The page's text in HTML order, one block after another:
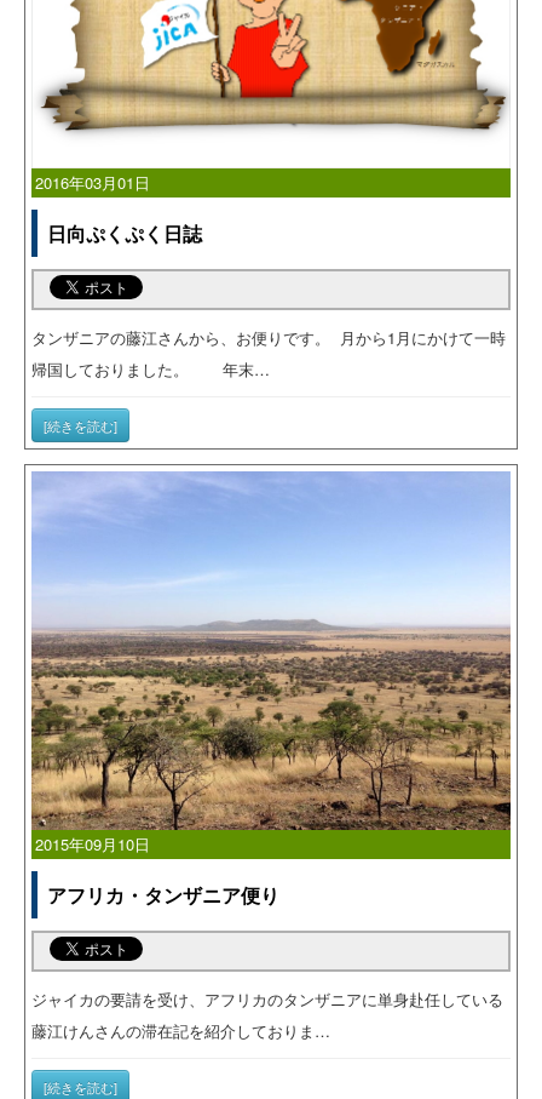
2016年03月01日
日向ぷくぷく日誌
タンザニアの藤江さんから、お便りです。 月から1月にかけて一時
帰国しておりました。 年末…
[続きを読む]
2015年09月10日
アフリカ・タンザニア便り
ジャイカの要請を受け、アフリカのタンザニアに単身赴任している
藤江けんさんの滞在記を紹介しておりま…
[続きを読む]